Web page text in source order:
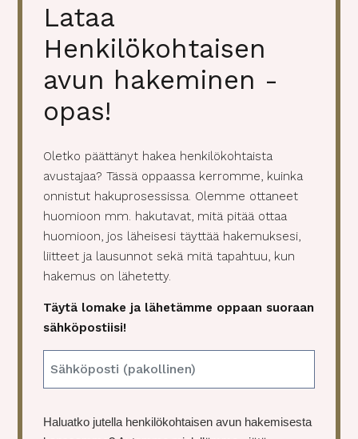
Lataa
Henkilökohtaisen
avun hakeminen -
opas!
Oletko päättänyt hakea henkilökohtaista
avustajaa? Tässä oppaassa kerromme, kuinka
onnistut hakuprosessissa. Olemme ottaneet
huomioon mm. hakutavat, mitä pitää ottaa
huomioon, jos läheisesi täyttää hakemuksesi,
liitteet ja lausunnot sekä mitä tapahtuu, kun
hakemus on lähetetty.
Täytä lomake ja lähetämme oppaan suoraan
sähköpostiisi!
iHaluatko jutella henkilökohtaisen avun hakemisesta